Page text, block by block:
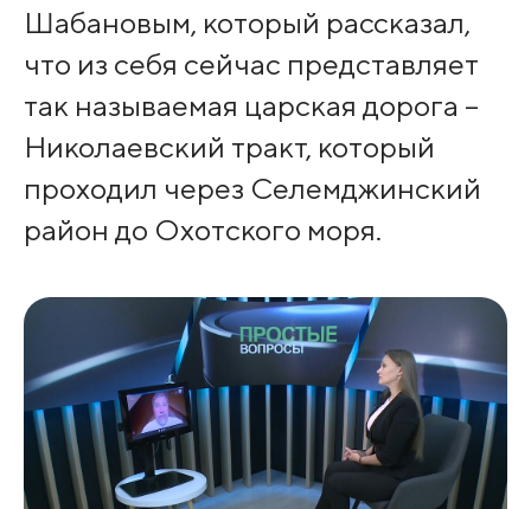
Шабановым, который рассказал,
что из себя сейчас представляет
так называемая царская дорога –
Николаевский тракт, который
проходил через Селемджинский
район до Охотского моря.